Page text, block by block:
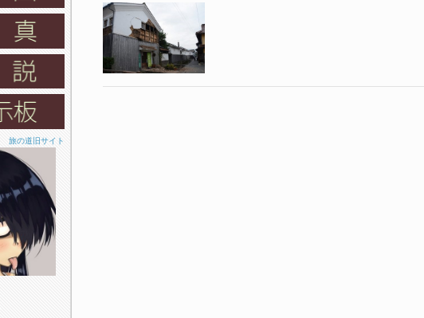
旅の道旧サイト